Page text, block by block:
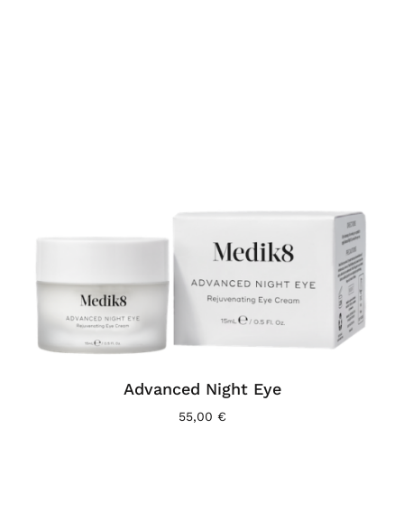
Advanced Night Eye
55,00 €